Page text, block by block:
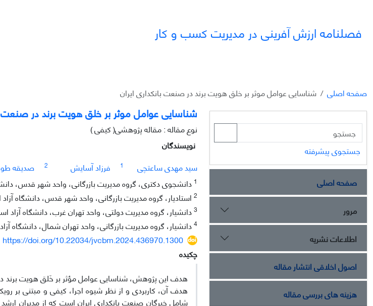
فصلنامه ارزش آفرینی در مدیریت کسب و کار
صفحه اصلی شناسایی عوامل موثر بر خلق هویت برند در صنعت بانکداری ایران
شناسایی عوامل موثر بر خلق هویت برند در صنعت
نوع مقاله : مقاله پژوهشی( کیفی )
نویسندگان
سید مهدی ساعتچی
1 فرزاد آسایش 2 صدیقه
1 دانشجوی دکتری، گروه مدیریت بازرگانی، واحد شهر قدس،
2 استادیار، گروه مدیریت بازرگانی، واحد شهر قدس، دانشگاه آزاد
3دانشیار، گروه مدیریت دولتی، واحد تهران غرب، دانشگاه آزاد
4دانشیار، گروه مدیریت بازرگانی، واحد تهران شمال، دانشگاه
https://doi.org/10.22034/jvcbm.2024.436970.1300
چکیده
هدف این پژوهش، شناسایی عوامل مؤثر بر خَلق هویت برند
هدف آن، کاربردی و از نظر شیوه اجرا، کیفی و مبتنی بر
جستجوی پیشرفته
صفحه اصلی
مرور
اطلاعات نشریه
اصول اخلاقی انتشار مقاله
هزینه های بررسی مقاله